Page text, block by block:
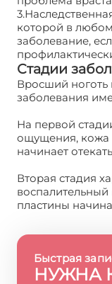
которой в
заболевание,
Стадии
Вросший ноготь
заболевания
На первой
ощущения, кожа
начинает
Вторая стадия
воспалительный
пластины
Быстрая
НУЖНА